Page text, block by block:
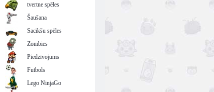
tvertne spēles
Šaušana
Sacīkšu spēles
Zombies
Piedzīvojums
Futbols
Lego NinjaGo